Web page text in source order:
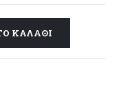
ΚΑΛΆΘΙ